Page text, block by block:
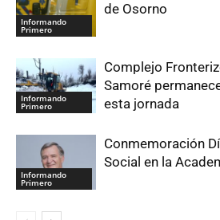
Informando
Primero
de Osorno
Informando
Primero
Complejo
Samoré
esta jornada
Informando
Primero
Conmemoración
Social en la